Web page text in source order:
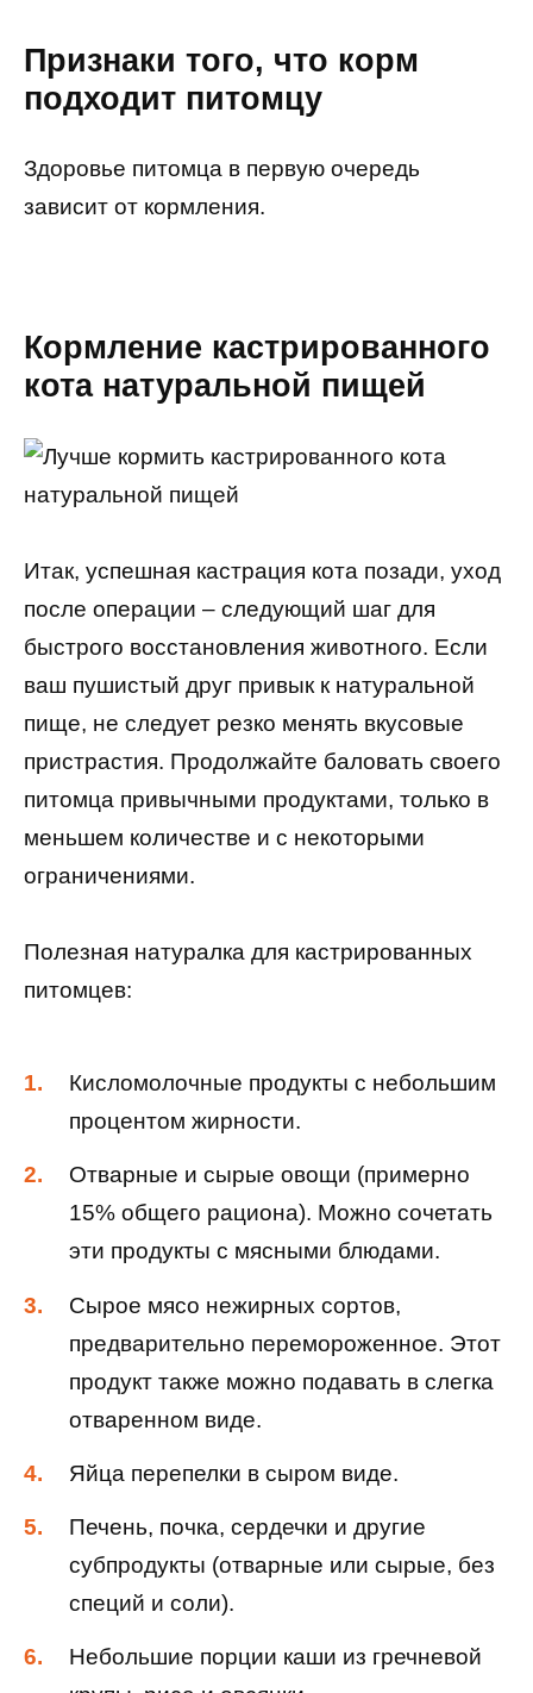
Признаки того, что корм
подходит питомцу
Здоровье питомца в первую очередь
зависит от кормления.
Кормление кастрированного
кота натуральной пищей
Итак, успешная кастрация кота позади, уход
после операции – следующий шаг для
быстрого восстановления животного. Если
ваш пушистый друг привык к натуральной
пище, не следует резко менять вкусовые
пристрастия. Продолжайте баловать своего
питомца привычными продуктами, только в
меньшем количестве и с некоторыми
ограничениями.
Полезная натуралка для кастрированных
питомцев:
Кисломолочные продукты с небольшим
процентом жирности.
Отварные и сырые овощи (примерно
15% общего рациона). Можно сочетать
эти продукты с мясными блюдами.
Сырое мясо нежирных сортов,
предварительно перемороженное. Этот
продукт также можно подавать в слегка
отваренном виде.
Яйца перепелки в сыром виде.
Печень, почка, сердечки и другие
субпродукты (отварные или сырые, без
специй и соли).
Небольшие порции каши из гречневой